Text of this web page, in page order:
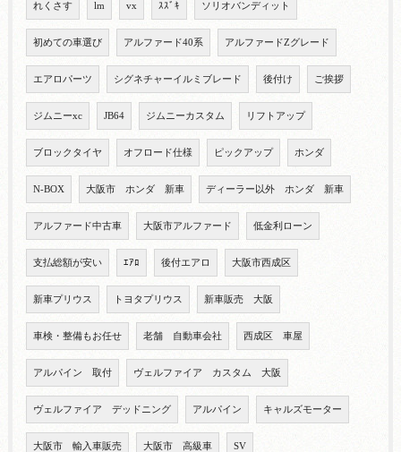
れくさす lm vx ｽｽﾞｷ ソリオバンディット
初めての車選び アルファード40系 アルファードZグレード
エアロパーツ シグネチャーイルミブレード 後付け ご挨拶
ジムニーxc JB64 ジムニーカスタム リフトアップ
ブロックタイヤ オフロード仕様 ピックアップ ホンダ
N-BOX 大阪市 ホンダ 新車 ディーラー以外 ホンダ 新車
アルファード中古車 大阪市アルファード 低金利ローン
支払総額が安い ｴｱﾛ 後付エアロ 大阪市西成区
新車プリウス トヨタプリウス 新車販売 大阪
車検・整備もお任せ 老舗 自動車会社 西成区 車屋
アルパイン 取付 ヴェルファイア カスタム 大阪
ヴェルファイア デッドニング アルパイン キャルズモーター
大阪市 輸入車販売 大阪市 高級車 SV